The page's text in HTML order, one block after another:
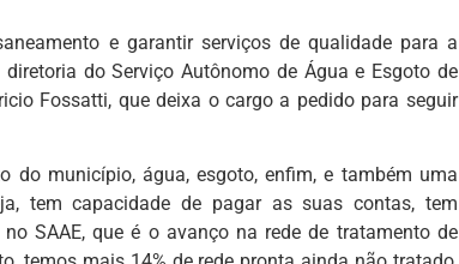
e garantir serviços de qualidade para a
do Serviço Autônomo de Água e Esgoto de
Fossatti, que deixa o cargo a pedido para seguir
do município, água, esgoto, enfim, e também uma
tem capacidade de pagar as suas contas, tem
SAAE, que é o avanço na rede de tratamento de